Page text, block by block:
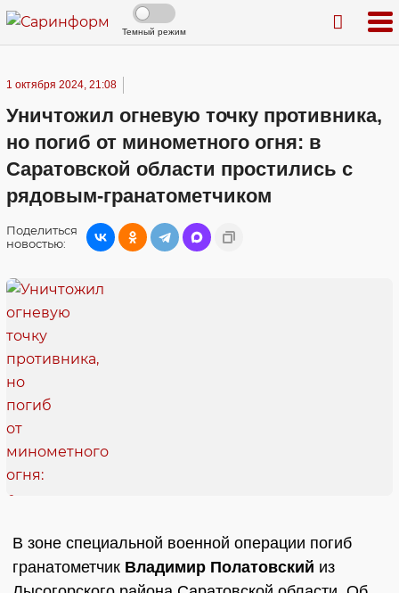
Темный режим
1 октября 2024, 21:08
Уничтожил огневую точку противника,
но погиб от минометного огня: в
Саратовской области простились с
рядовым-гранатометчиком
Поделиться
новостью:
В зоне специальной военной операции погиб
гранатометчик Владимир Полатовский из